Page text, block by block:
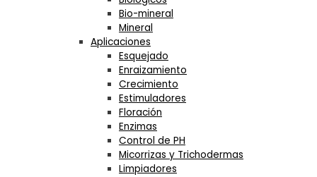
Bio-mineral
Mineral
Aplicaciones
Esquejado
Enraizamiento
Crecimiento
Estimuladores
Floración
Enzimas
Control de PH
Micorrizas y Trichodermas
Limpiadores